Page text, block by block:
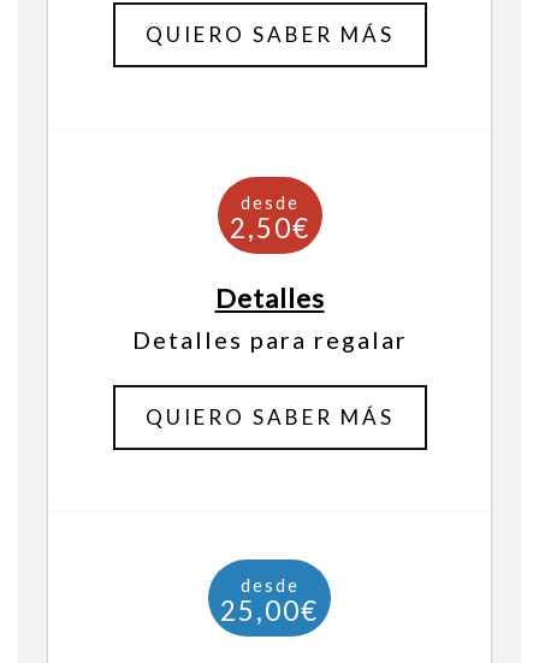
QUIERO SABER MÁS
Detalles
Detalles para regalar
QUIERO SABER MÁS